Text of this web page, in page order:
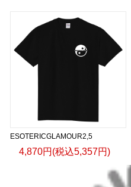
ESOTERICGLAMOUR2,5
4,870円(税込5,357円)